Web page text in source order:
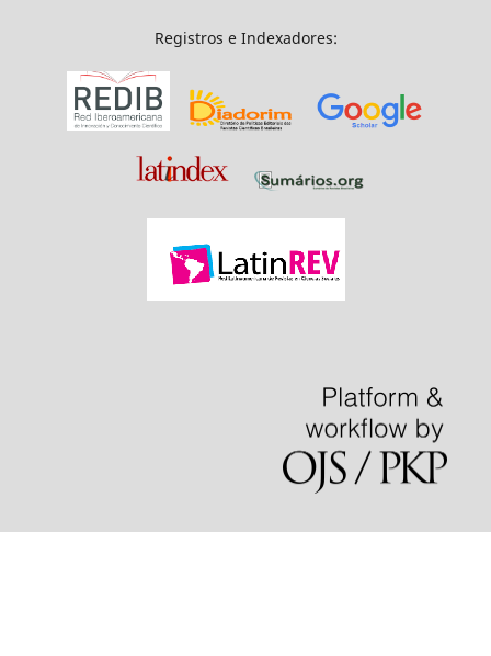
Registros e Indexadores: